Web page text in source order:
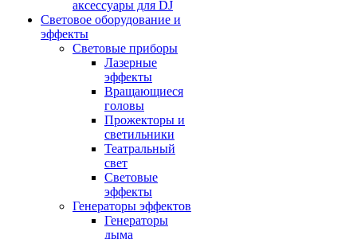
аксессуары для DJ
Световое оборудование и
эффекты
Световые приборы
Лазерные
эффекты
Вращающиеся
головы
Прожекторы и
светильники
Театральный
свет
Световые
эффекты
Генераторы эффектов
Генераторы
дыма